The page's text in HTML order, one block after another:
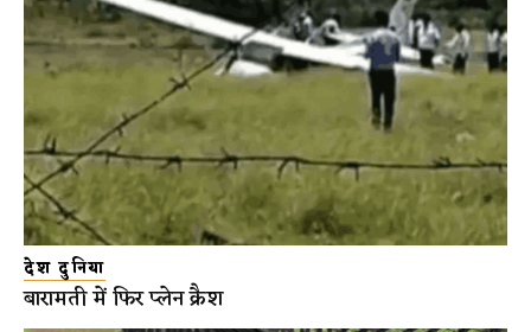
देश दुनिया
बारामती में फिर प्लेन क्रैश